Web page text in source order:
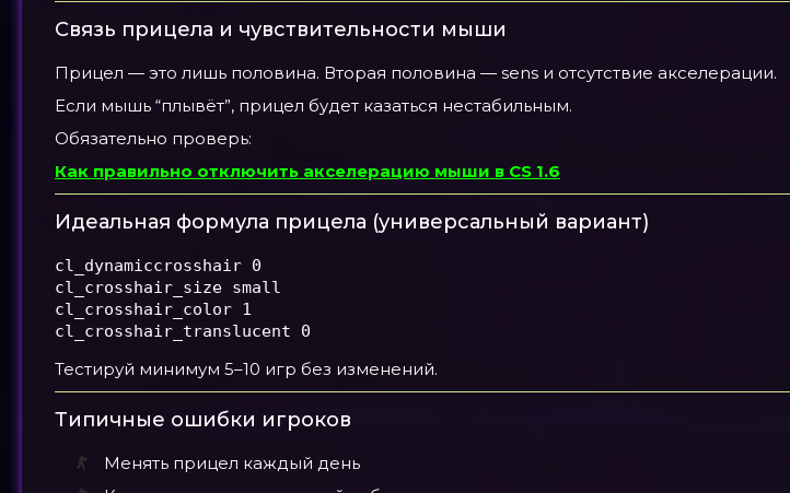
Связь прицела и чувствительности мыши
Прицел — это лишь половина. Вторая половина — sens и отсутствие акселерации.
Если мышь “плывёт”, прицел будет казаться нестабильным.
Обязательно проверь:
Как правильно отключить акселерацию мыши в CS 1.6
Идеальная формула прицела (универсальный вариант)
cl_dynamiccrosshair 0
cl_crosshair_size small
cl_crosshair_color 1
cl_crosshair_translucent 0
Тестируй минимум 5–10 игр без изменений.
Типичные ошибки игроков
Менять прицел каждый день